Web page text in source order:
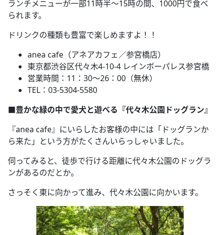
ランチメニューが一部11時半～15時の間、1000円で食べ
られます。
ドリンクの種類も豊富で楽しめますよ！！
anea cafe（アネアカフェ／参宮橋店）
東京都渋谷区代々木4-10-4 レインボーパレス参宮橋
営業時間：11：30～26：00（無休）
TEL：03-5304-5580
■豊かな緑の中で愛犬と遊べる『代々木公園ドッグラン』
『anea cafe』にいらしたお客様の中には「ドッグランか
ら来た」という方がたくさんいらっしゃいました。
伺ってみると、徒歩で行ける距離に代々木公園のドッグラ
ンがあるのだとか。
さっそく東に向かって進み、代々木公園に向かいます。